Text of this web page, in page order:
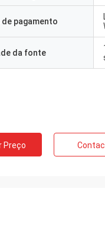
pagamento
da fonte
Preço